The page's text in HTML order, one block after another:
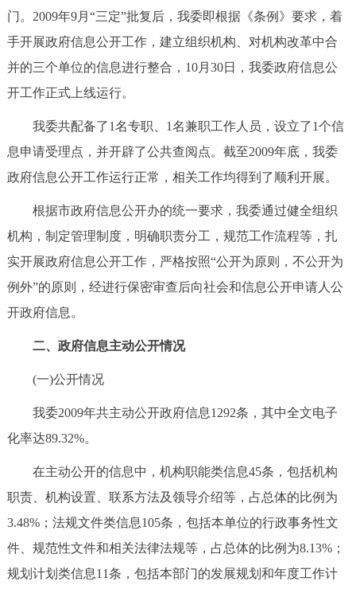
参与调查 在线访谈 图说互动
走进北京
绿色北京 图说北京 视频北京
ENGLISH 한국어 日本語
DEUTSCH FRANÇAIS РУССКИЙ ЯЗЫК
ESPAÑOL العربية
ITALIANO
门。2009年9月“三定”批复后，我委即根据《条例》要求，着
手开展政府信息公开工作，建立组织机构、对机构改革中合
并的三个单位的信息进行整合，10月30日，我委政府信息公
开工作正式上线运行。
我委共配备了1名专职、1名兼职工作人员，设立了1个信
息申请受理点，并开辟了公共查阅点。截至2009年底，我委
政府信息公开工作运行正常，相关工作均得到了顺利开展。
根据市政府信息公开办的统一要求，我委通过健全组织
机构，制定管理制度，明确职责分工，规范工作流程等，扎
实开展政府信息公开工作，严格按照“公开为原则，不公开为
例外”的原则，经进行保密审查后向社会和信息公开申请人公
开政府信息。
二、政府信息主动公开情况
(一)公开情况
我委2009年共主动公开政府信息1292条，其中全文电子
化率达89.32%。
在主动公开的信息中，机构职能类信息45条，包括机构
职责、机构设置、联系方法及领导介绍等，占总体的比例为
3.48%；法规文件类信息105条，包括本单位的行政事务性文
件、规范性文件和相关法律法规等，占总体的比例为8.13%；
规划计划类信息11条，包括本部门的发展规划和年度工作计